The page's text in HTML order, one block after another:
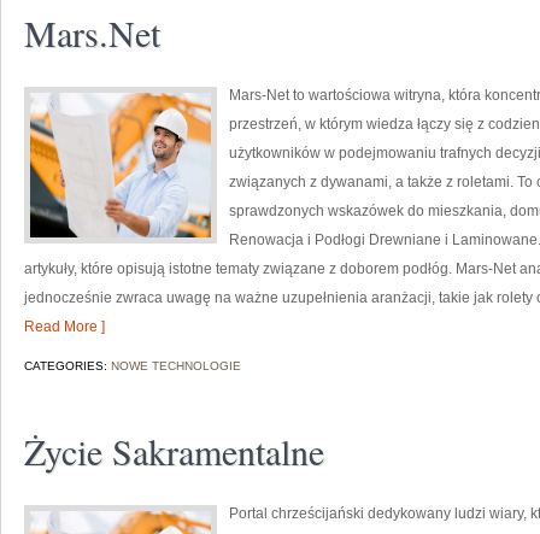
Mars.Net
Mars-Net to wartościowa witryna, która
przestrzeń, w którym wiedza łączy się z
użytkowników w podejmowaniu trafnych
związanych z dywanami, a także z roletami.
sprawdzonych wskazówek do mieszkania,
Renowacja i Podłogi Drewniane i
artykuły, które opisują istotne tematy związane z doborem podłóg. Mars-Net
jednocześnie zwraca uwagę na ważne uzupełnienia aranżacji, takie jak
Read More ]
CATEGORIES: NOWE TECHNOLOGIE
Życie Sakramentalne
Portal chrześcijański dedykowany ludzi wiary,